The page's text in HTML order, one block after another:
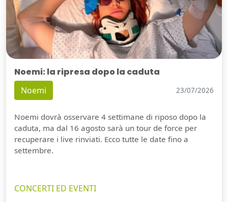
Noemi: la ripresa dopo la caduta
Noemi 23/07/2026
Noemi dovrà osservare 4 settimane di riposo dopo la
caduta, ma dal 16 agosto sarà un tour de force per
recuperare i live rinviati. Ecco tutte le date fino a
settembre.
CONCERTI ED EVENTI